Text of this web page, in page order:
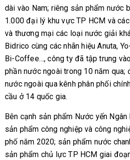
dài vào Nam; riêng sản phẩm nước
1.000 đại lý khu vực TP HCM và
và thương mại các loại nước giải
Bidrico cùng các nhãn hiệu Anuta,
Bi-Coffee…, công ty đã tập trung
phần nước ngoài trong 10 năm qua;
nước ngoài qua kênh phân phối
cầu ở 14 quốc gia.
Bên cạnh sản phẩm Nước yến
sản phẩm công nghiệp và công
phố năm 2020; sản phẩm nước
sản phẩm chủ lực TP HCM giai